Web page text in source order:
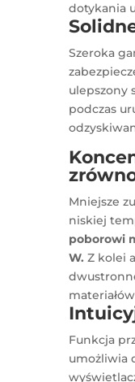
dotykania
Szeroka
ulepszony
podczas
Mniejsze
niskiej
poborowi
W. Z kolei
Funkcja
umożliwia